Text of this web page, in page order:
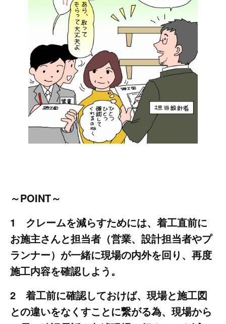
～POINT～
1 クレームを減らすためには、着工直前に
お施主さんと担当者（営業、設計担当者やプ
ランナー）が一緒に現場の内外を回り、再度
施工内容を確認しよう。
2 着工前に確認しておけば、現場と施工図
との違いをなくすことに繋がる為、現場から